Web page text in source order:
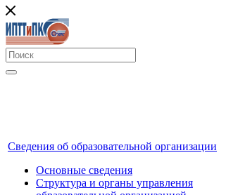
Сведения об образовательной организации
Основные сведения
Структура и органы управления